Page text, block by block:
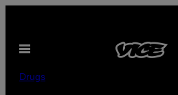
de
inhoud
Open
Drugs